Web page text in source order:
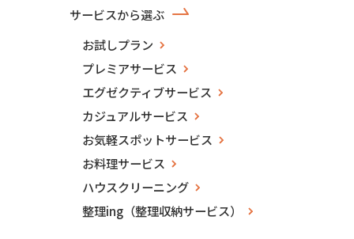
サービスから選ぶ
お試しプラン
プレミアサービス
エグゼクティブサービス
カジュアルサービス
お気軽スポットサービス
お料理サービス
ハウスクリーニング
整理ing（整理収納サービス）